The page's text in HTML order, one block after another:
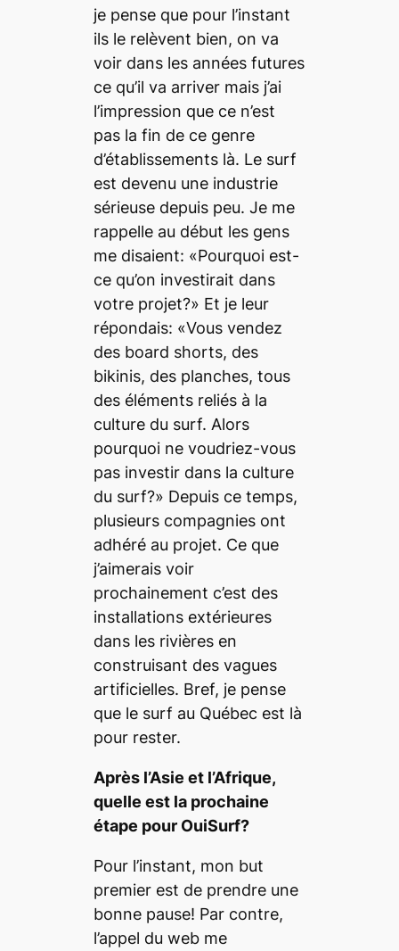
je pense que pour l’instant
ils le relèvent bien, on va
voir dans les années futures
ce qu’il va arriver mais j’ai
l’impression que ce n’est
pas la fin de ce genre
d’établissements là. Le surf
est devenu une industrie
sérieuse depuis peu. Je me
rappelle au début les gens
me disaient: «Pourquoi est-
ce qu’on investirait dans
votre projet?» Et je leur
répondais: «Vous vendez
des board shorts, des
bikinis, des planches, tous
des éléments reliés à la
culture du surf. Alors
pourquoi ne voudriez-vous
pas investir dans la culture
du surf?» Depuis ce temps,
plusieurs compagnies ont
adhéré au projet. Ce que
j’aimerais voir
prochainement c’est des
installations extérieures
dans les rivières en
construisant des vagues
artificielles. Bref, je pense
que le surf au Québec est là
pour rester.
Après l’Asie et l’Afrique,
quelle est la prochaine
étape pour OuiSurf?
Pour l’instant, mon but
premier est de prendre une
bonne pause! Par contre,
l’appel du web me